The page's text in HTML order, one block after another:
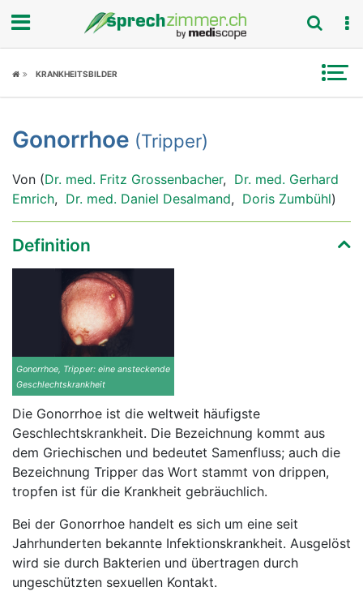
Fokus
Symptome
Untersuchungen
News
Rubriken
KRANKHEITSBILDER
Gonorrhoe (Tripper)
Von (Dr. med. Fritz Grossenbacher, Dr. med. Gerhard
Emrich, Dr. med. Daniel Desalmand, Doris Zumbühl)
Definition
Gonorrhoe, Tripper: eine ansteckende
Geschlechtskrankheit
Die Gonorrhoe ist die weltweit häufigste
Geschlechtskrankheit. Die Bezeichnung kommt aus
dem Griechischen und bedeutet Samenfluss; auch die
Bezeichnung Tripper das Wort stammt von drippen,
tropfen ist für die Krankheit gebräuchlich.
Bei der Gonorrhoe handelt es sich um eine seit
Jahrhunderten bekannte Infektionskrankheit. Ausgelöst
wird sie durch Bakterien und übertragen durch
ungeschützten sexuellen Kontakt.